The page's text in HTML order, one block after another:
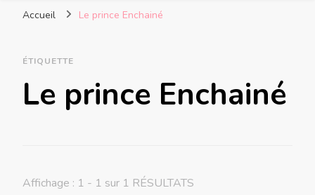
sirène en plastique
Accueil Le prince Enchainé
ÉTIQUETTE
Le prince Enchainé
Affichage : 1 - 1 sur 1 RÉSULTATS